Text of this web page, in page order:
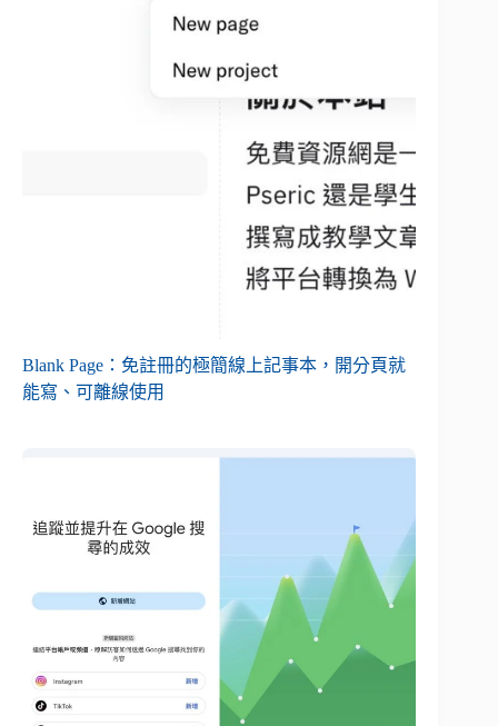
Blank Page：免註冊的極簡線上記事本，開分頁就
能寫、可離線使用